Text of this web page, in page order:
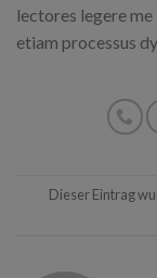
lectores legere
etiam processus
Dieser Eintrag